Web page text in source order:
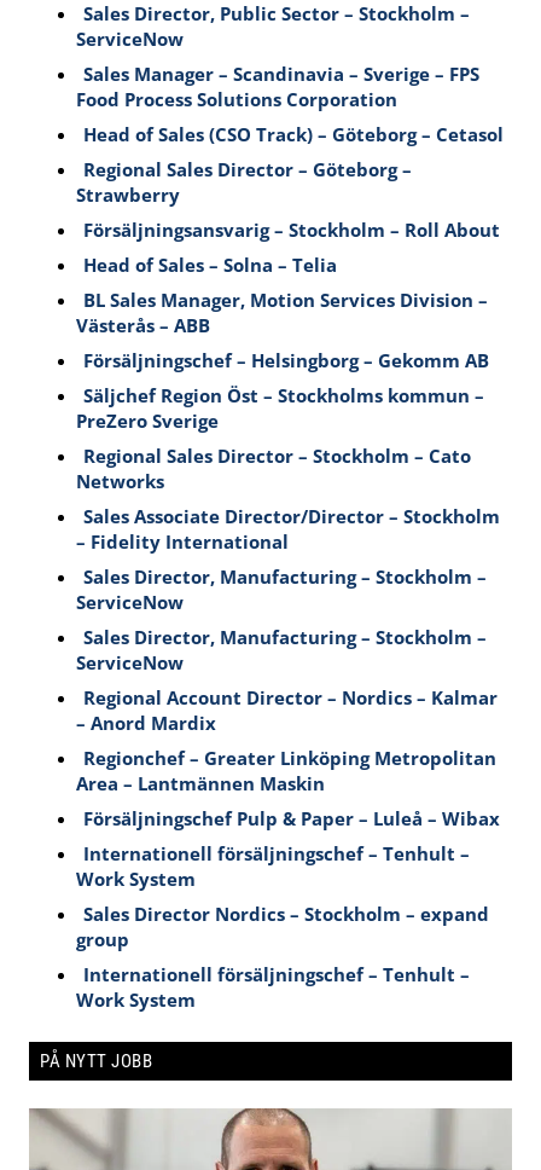
Sales Director, Public Sector – Stockholm –
ServiceNow
Sales Manager – Scandinavia – Sverige – FPS
Food Process Solutions Corporation
Head of Sales (CSO Track) – Göteborg – Cetasol
Regional Sales Director – Göteborg –
Strawberry
Försäljningsansvarig – Stockholm – Roll About
Head of Sales – Solna – Telia
BL Sales Manager, Motion Services Division –
Västerås – ABB
Försäljningschef – Helsingborg – Gekomm AB
Säljchef Region Öst – Stockholms kommun –
PreZero Sverige
Regional Sales Director – Stockholm – Cato
Networks
Sales Associate Director/Director – Stockholm
– Fidelity International
Sales Director, Manufacturing – Stockholm –
ServiceNow
Sales Director, Manufacturing – Stockholm –
ServiceNow
Regional Account Director – Nordics – Kalmar
– Anord Mardix
Regionchef – Greater Linköping Metropolitan
Area – Lantmännen Maskin
Försäljningschef Pulp & Paper – Luleå – Wibax
Internationell försäljningschef – Tenhult –
Work System
Sales Director Nordics – Stockholm – expand
group
Internationell försäljningschef – Tenhult –
Work System
PÅ NYTT JOBB